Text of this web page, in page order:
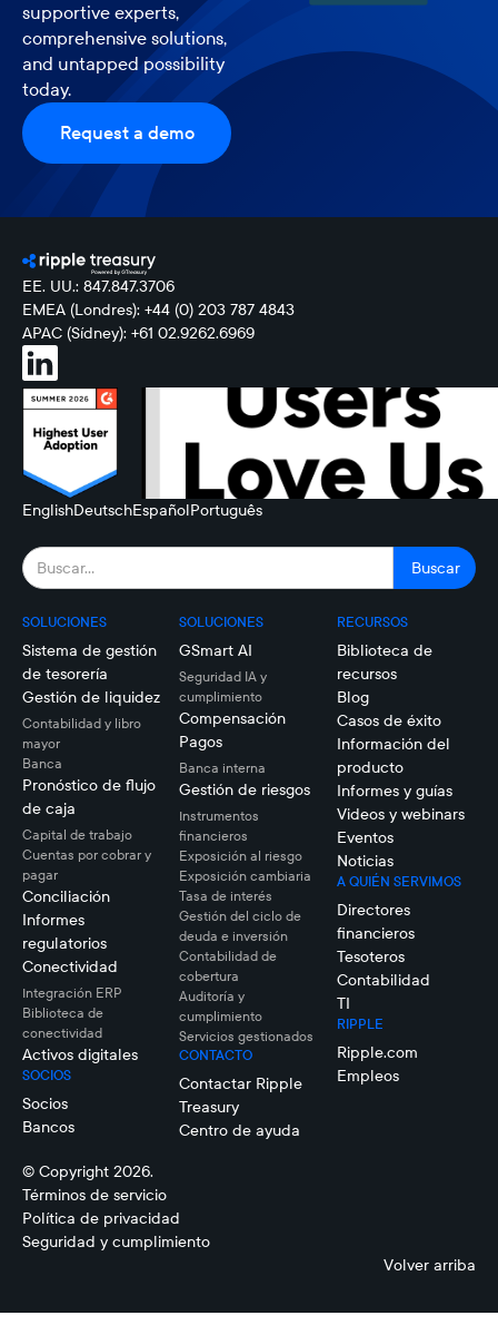
supportive experts,
comprehensive solutions,
and untapped possibility
today.
Request a demo
EE. UU.: 847.847.3706
EMEA (Londres): +44 (0) 203 787 4843
APAC (Sídney): +61 02.9262.6969
EnglishDeutschEspañolPortuguês
SOLUCIONES
Sistema de gestión
de tesorería
Gestión de liquidez
Contabilidad y libro
mayor
Banca
Pronóstico de flujo
de caja
Capital de trabajo
Cuentas por cobrar y
pagar
Conciliación
Informes
regulatorios
Conectividad
Integración ERP
Biblioteca de
conectividad
Activos digitales
SOCIOS
Socios
Bancos
SOLUCIONES
GSmart AI
Seguridad IA y
cumplimiento
Compensación
Pagos
Banca interna
Gestión de riesgos
Instrumentos
financieros
Exposición al riesgo
Exposición cambiaria
Tasa de interés
Gestión del ciclo de
deuda e inversión
Contabilidad de
cobertura
Auditoría y
cumplimiento
Servicios gestionados
CONTACTO
Contactar Ripple
Treasury
Centro de ayuda
RECURSOS
Biblioteca de
recursos
Blog
Casos de éxito
Información del
producto
Informes y guías
Videos y webinars
Eventos
Noticias
A QUIÉN SERVIMOS
Directores
financieros
Tesoteros
Contabilidad
TI
RIPPLE
Ripple.com
Empleos
© Copyright 2026.
Términos de servicio
Política de privacidad
Seguridad y cumplimiento
Volver arriba